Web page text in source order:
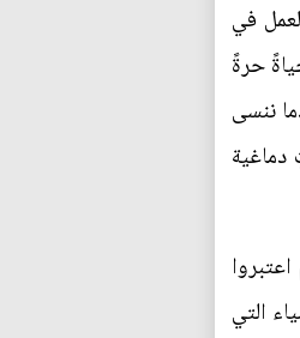
في
حرةً
ننسى
التي